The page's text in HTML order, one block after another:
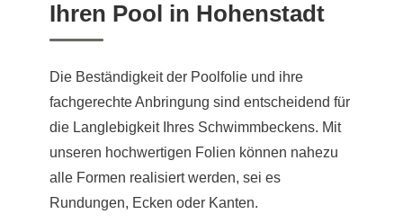
Ihren Pool in Hohenstadt
Die Beständigkeit der Poolfolie und ihre
fachgerechte Anbringung sind entscheidend für
die Langlebigkeit Ihres Schwimmbeckens. Mit
unseren hochwertigen Folien können nahezu
alle Formen realisiert werden, sei es
Rundungen, Ecken oder Kanten.